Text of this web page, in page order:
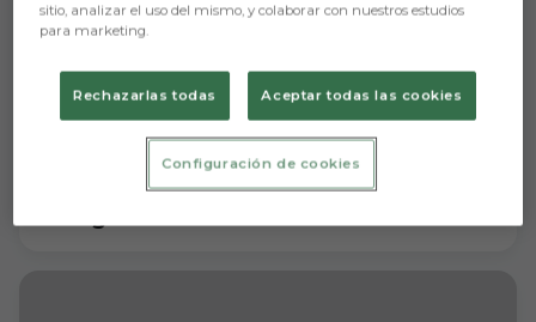
La plantilla recibe el "Welcome pack" de
sitio, analizar el uso del mismo, y colaborar con nuestros estudios
para marketing.
Rechazarlas todas Aceptar todas las cookies
Configuración de cookies